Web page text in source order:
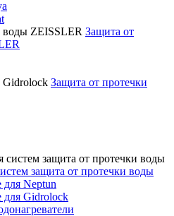
Защита от
Защита от протечки
защита от протечки воды
Neptun
Gidrolock